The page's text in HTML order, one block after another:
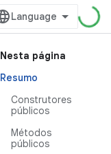
Nesta página
Resumo
Construtores
públicos
Métodos
públicos